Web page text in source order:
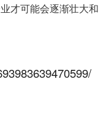
才可能会逐渐壮大和